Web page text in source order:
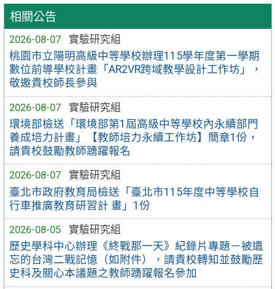
相關公告
2026-08-07
實驗研究組
桃園市立陽明高級中等學校辦理115學年度第一學期
數位前導學校計畫「AR2VR跨域教學設計工作坊」，
敬邀貴校師長參與
2026-08-07
實驗研究組
環境部檢送「環境部第1屆高級中等學校內永續部門
養成培力計畫」【教師培力永續工作坊】簡章1份，
請貴校鼓勵教師踴躍報名
2026-08-07
實驗研究組
臺北市政府教育局檢送「臺北市115年度中等學校自
行車推廣教育研習計 畫」1份
2026-08-05
實驗研究組
歷史學科中心辦理《終戰那一天》紀錄片專題－被遺
忘的台灣二戰記憶（如附件），請貴校轉知並鼓勵歷
史科及關心本議題之教師踴躍報名參加